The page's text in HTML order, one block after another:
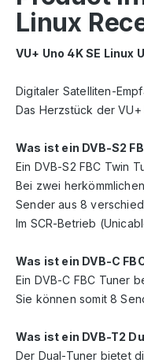
Linux
VU+ Uno 4K SE Linux
Digitaler Satelliten-
Das Herzstück der
Was ist ein DVB-S2
Ein DVB-S2 FBC Twin
Bei zwei
Sender aus 8
Im SCR-Betrieb
Was ist ein DVB-C
Ein DVB-C FBC Tuner
Sie können somit 8
Was ist ein DVB-T2
Der Dual-Tuner bietet